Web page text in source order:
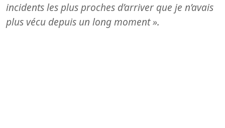
incidents les plus proches d’arriver que je n’avais
plus vécu depuis un long moment ».